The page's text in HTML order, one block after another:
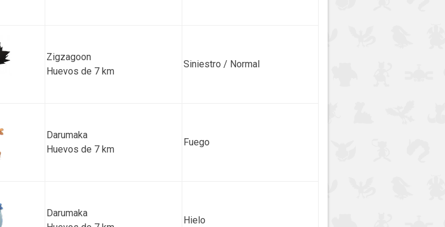
Zigzagoon
Huevos de 7 km
Siniestro / Normal
Darumaka
Huevos de 7 km
Fuego
Darumaka
Hielo